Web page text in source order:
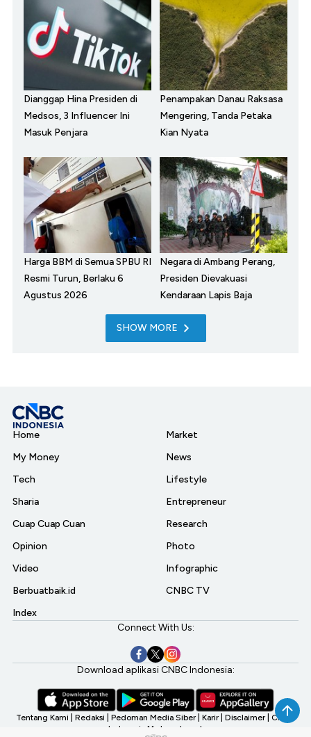
Dianggap Hina Presiden di
Medsos, 3 Influencer Ini
Masuk Penjara
Penampakan Danau Raksasa
Mengering, Tanda Petaka
Kian Nyata
Harga BBM di Semua SPBU RI
Resmi Turun, Berlaku 6
Agustus 2026
Negara di Ambang Perang,
Presiden Dievakuasi
Kendaraan Lapis Baja
SHOW MORE
Home
My Money
Tech
Sharia
Cuap Cuap Cuan
Opinion
Video
Berbuatbaik.id
Index
Market
News
Lifestyle
Entrepreneur
Research
Photo
Infographic
CNBC TV
Connect With Us:
Download aplikasi CNBC Indonesia:
Tentang Kami Redaksi Pedoman Media Siber Karir Disclaimer CNBC
Indonesia My Investment